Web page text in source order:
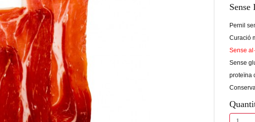
Pernil
Curació
Sense
Sense
proteïna